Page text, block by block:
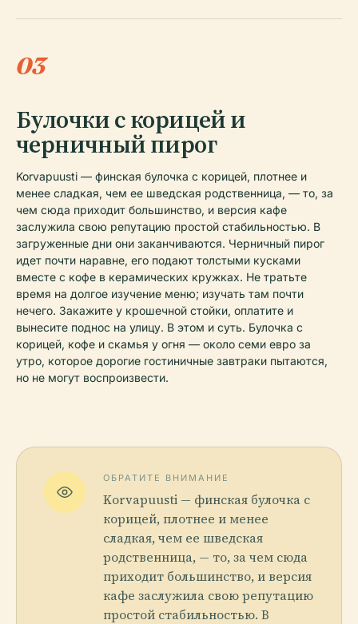
03
Булочки с корицей и
черничный пирог
Korvapuusti — финская булочка с корицей, плотнее и
менее сладкая, чем ее шведская родственница, — то, за
чем сюда приходит большинство, и версия кафе
заслужила свою репутацию простой стабильностью. В
загруженные дни они заканчиваются. Черничный пирог
идет почти наравне, его подают толстыми кусками
вместе с кофе в керамических кружках. Не тратьте
время на долгое изучение меню; изучать там почти
нечего. Закажите у крошечной стойки, оплатите и
вынесите поднос на улицу. В этом и суть. Булочка с
корицей, кофе и скамья у огня — около семи евро за
утро, которое дорогие гостиничные завтраки пытаются,
но не могут воспроизвести.
ОБРАТИТЕ ВНИМАНИЕ
Korvapuusti — финская булочка с
корицей, плотнее и менее
сладкая, чем ее шведская
родственница, — то, за чем сюда
приходит большинство, и версия
кафе заслужила свою репутацию
простой стабильностью. В